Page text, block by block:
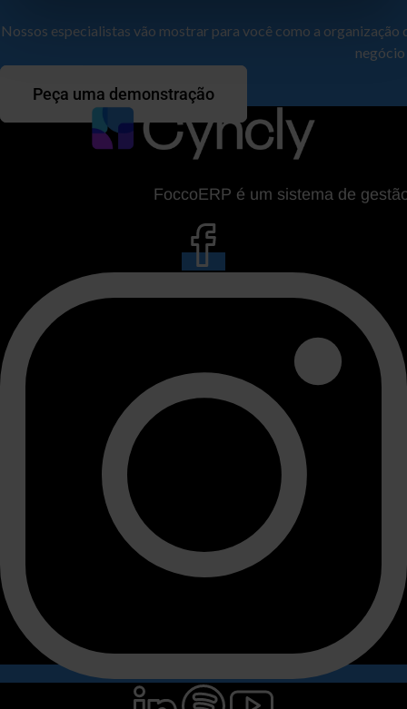
Nossos especialistas vão mostrar para você como a
Peça uma demonstração
FoccoERP é um sistema de